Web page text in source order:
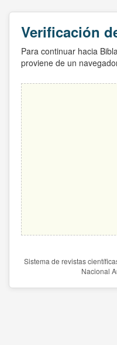
Verificación
Para continuar hacia
proviene de un
Sistema de revistas
Nacional